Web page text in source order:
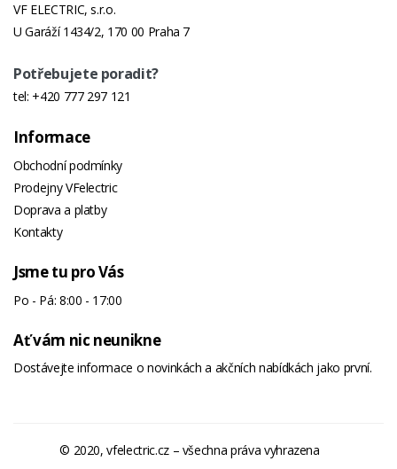
VF ELECTRIC, s.r.o.
U Garáží 1434/2, 170 00 Praha 7
Potřebujete poradit?
tel: +420 777 297 121
Informace
Obchodní podmínky
Prodejny VFelectric
Doprava a platby
Kontakty
Jsme tu pro Vás
Po - Pá: 8:00 - 17:00
Ať vám nic neunikne
Dostávejte informace o novinkách a akčních nabídkách jako první.
© 2020, vfelectric.cz – všechna práva vyhrazena